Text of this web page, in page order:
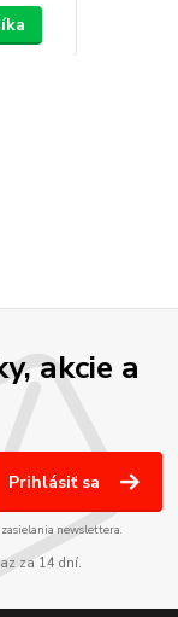
akcie a
Prihlásiť sa
newslettera.
za 14 dní.